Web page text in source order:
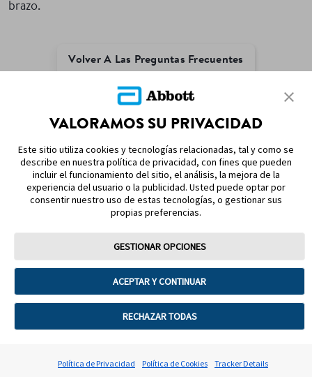
brazo.
Volver A Las Preguntas Frecuentes
REFERENCIAS & AVISO LEGAL
CONTÁCTANOS
FreeStyle Libre y las marcas relacionadas son marcas de Abbott.
VALORAMOS SU PRIVACIDAD
Este sitio utiliza cookies y tecnologías relacionadas, tal y como se
describe en nuestra política de privacidad, con fines que pueden
incluir el funcionamiento del sitio, el análisis, la mejora de la
experiencia del usuario o la publicidad. Usted puede optar por
consentir nuestro uso de estas tecnologías, o gestionar sus
propias preferencias.
GESTIONAR OPCIONES
ACEPTAR Y CONTINUAR
RECHAZAR TODAS
Política de Privacidad Política de Cookies Tracker Details